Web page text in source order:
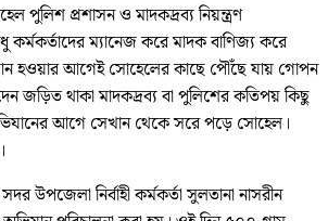
পুলিশ প্রশাসন ও মাদকদ্রব্য নিয়ন্ত্রণ
ম্যানেজ করে মাদক বাণিজ্য করে
হওয়ার আগেই সোহেলের কাছে পৌঁছে যায় গোপন
জড়িত থাকা মাদকদ্রব্য বা পুলিশের কতিপয় কিছু
আগে সেখান থেকে সরে পড়ে সোহেল।
উপজেলা নির্বাহী কর্মকর্তা সুলতানা নাসরীন